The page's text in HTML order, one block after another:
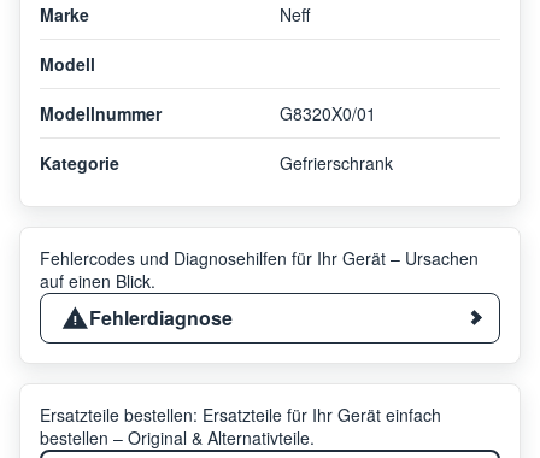
Marke Neff
Modell
Modellnummer G8320X0/01
Kategorie Gefrierschrank
Fehlercodes und Diagnosehilfen für Ihr Gerät – Ursachen
auf einen Blick.
Fehlerdiagnose
Ersatzteile bestellen: Ersatzteile für Ihr Gerät einfach
bestellen – Original & Alternativteile.